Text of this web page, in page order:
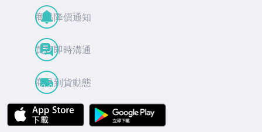
商品降價通知
買賣即時溝通
商品到貨動態
APP Store